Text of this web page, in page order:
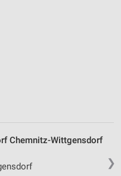
❯
Chemnitz-Wittgensdorf